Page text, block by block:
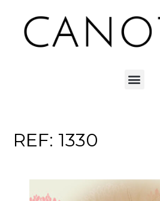
REF: 1330